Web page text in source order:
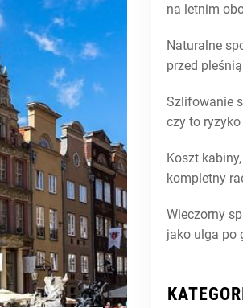
na letnim
Naturalne
przed
Szlifowanie
czy to
Koszt
kompletny
Wieczorny
jako ulga po